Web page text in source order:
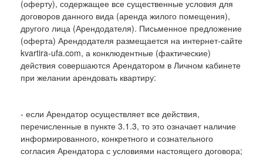
(оферту), содержащее все существенные условия для
договоров данного вида (аренда жилого помещения),
другого лица (Арендодателя). Письменное предложение
(оферта) Арендодателя размещается на интернет-сайте
kvartira-ufa.com, а конклюдентные (фактические)
действия совершаются Арендатором в Личном кабинете
при желании арендовать квартиру:
- если Арендатор осуществляет все действия,
перечисленные в пункте 3.1.3, то это означает наличие
информированного, конкретного и сознательного
согласия Арендатора с условиями настоящего договора;